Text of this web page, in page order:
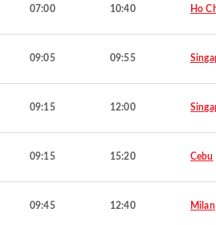
07:00 10:40 Ho
09:05 09:55
09:15 12:00
09:15 15:20 Cebu
09:45 12:40 Milan